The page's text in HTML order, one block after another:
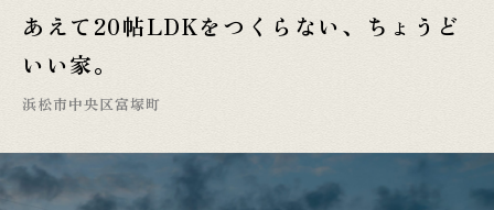
あえて20帖LDKをつくらない、ちょうど
いい家。
浜松市中央区富塚町